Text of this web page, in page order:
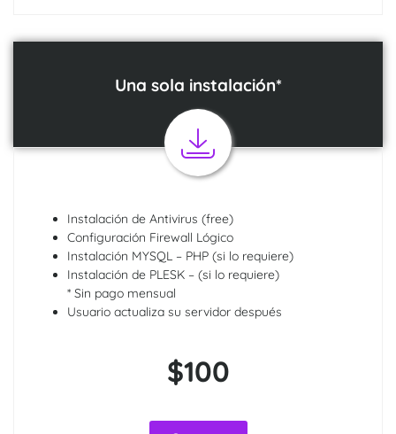
Una sola instalación*
Instalación de Antivirus (free)
Configuración Firewall Lógico
Instalación MYSQL – PHP (si lo requiere)
Instalación de PLESK – (si lo requiere)
* Sin pago mensual
Usuario actualiza su servidor después
$100